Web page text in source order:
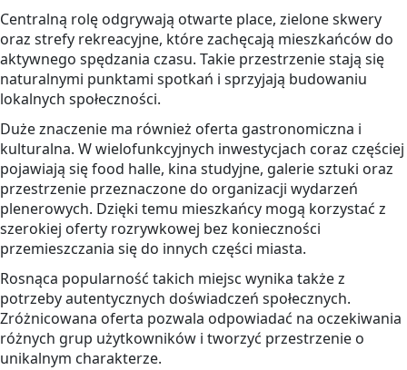
Centralną rolę odgrywają otwarte place, zielone skwery
oraz strefy rekreacyjne, które zachęcają mieszkańców do
aktywnego spędzania czasu. Takie przestrzenie stają się
naturalnymi punktami spotkań i sprzyjają budowaniu
lokalnych społeczności.
Duże znaczenie ma również oferta gastronomiczna i
kulturalna. W wielofunkcyjnych inwestycjach coraz częściej
pojawiają się food halle, kina studyjne, galerie sztuki oraz
przestrzenie przeznaczone do organizacji wydarzeń
plenerowych. Dzięki temu mieszkańcy mogą korzystać z
szerokiej oferty rozrywkowej bez konieczności
przemieszczania się do innych części miasta.
Rosnąca popularność takich miejsc wynika także z
potrzeby autentycznych doświadczeń społecznych.
Zróżnicowana oferta pozwala odpowiadać na oczekiwania
różnych grup użytkowników i tworzyć przestrzenie o
unikalnym charakterze.